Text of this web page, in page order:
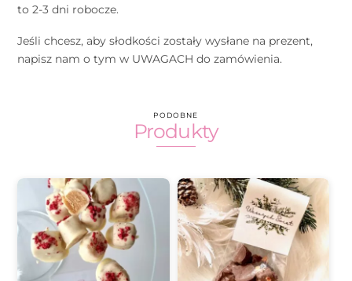
to 2-3 dni robocze.
Jeśli chcesz, aby słodkości zostały wysłane na prezent,
napisz nam o tym w UWAGACH do zamówienia.
PODOBNE
Produkty